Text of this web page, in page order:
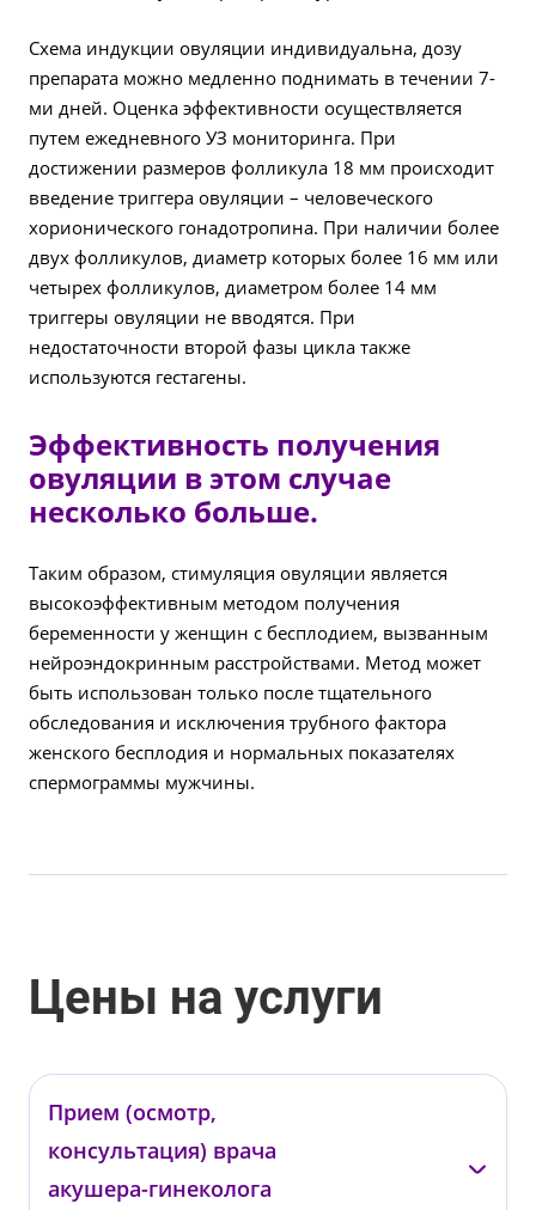
Схема индукции овуляции индивидуальна, дозу
препарата можно медленно поднимать в течении 7-
ми дней. Оценка эффективности осуществляется
путем ежедневного УЗ мониторинга. При
достижении размеров фолликула 18 мм происходит
введение триггера овуляции – человеческого
хорионического гонадотропина. При наличии более
двух фолликулов, диаметр которых более 16 мм или
четырех фолликулов, диаметром более 14 мм
триггеры овуляции не вводятся. При
недостаточности второй фазы цикла также
используются гестагены.
Эффективность получения
овуляции в этом случае
несколько больше.
Таким образом, стимуляция овуляции является
высокоэффективным методом получения
беременности у женщин с бесплодием, вызванным
нейроэндокринным расстройствами. Метод может
быть использован только после тщательного
обследования и исключения трубного фактора
женского бесплодия и нормальных показателях
спермограммы мужчины.
Цены на услуги
Прием (осмотр,
консультация) врача
акушера-гинеколога